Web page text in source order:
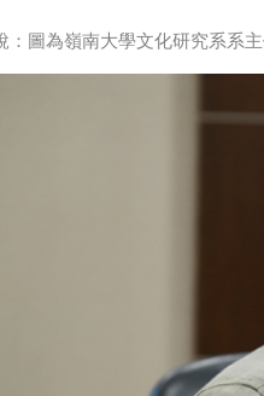
：圖為嶺南大學文化研究系系主